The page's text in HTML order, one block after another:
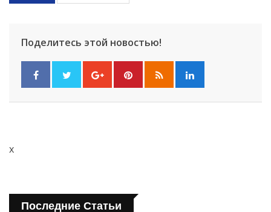
Поделитесь этой новостью!
x
Последние Статьи